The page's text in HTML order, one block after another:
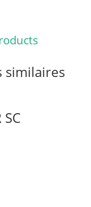
similaires
SC